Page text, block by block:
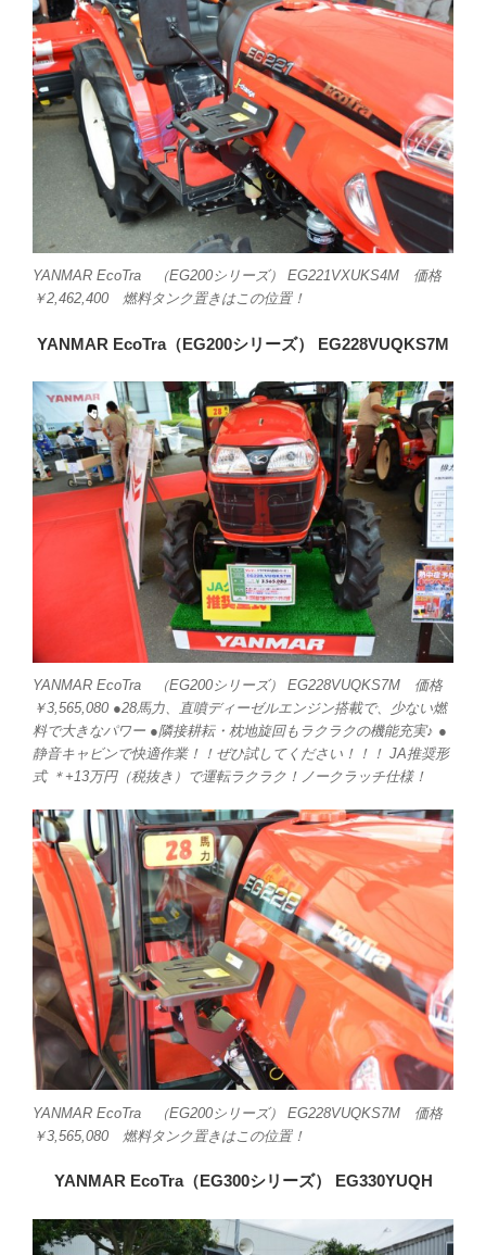
YANMAR EcoTra （EG200シリーズ） EG221VXUKS4M 価格
￥2,462,400 燃料タンク置きはこの位置！
YANMAR EcoTra（EG200シリーズ） EG228VUQKS7M
YANMAR EcoTra （EG200シリーズ） EG228VUQKS7M 価格
￥3,565,080 ●28馬力、直噴ディーゼルエンジン搭載で、少ない燃
料で大きなパワー ●隣接耕耘・枕地旋回もラクラクの機能充実♪ ●
静音キャビンで快適作業！！ぜひ試してください！！！ JA推奨形
式 ＊+13万円（税抜き）で運転ラクラク！ノークラッチ仕様！
YANMAR EcoTra （EG200シリーズ） EG228VUQKS7M 価格
￥3,565,080 燃料タンク置きはこの位置！
YANMAR EcoTra（EG300シリーズ） EG330YUQH